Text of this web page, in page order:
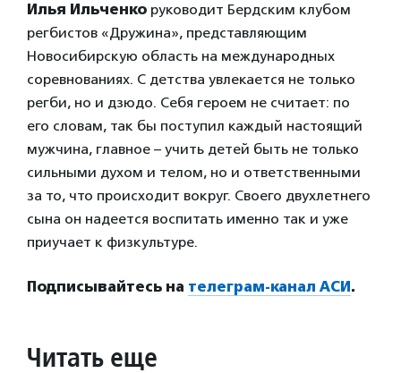
Илья Ильченко руководит Бердским клубом
регбистов «Дружина», представляющим
Новосибирскую область на международных
соревнованиях. С детства увлекается не только
регби, но и дзюдо. Себя героем не считает: по
его словам, так бы поступил каждый настоящий
мужчина, главное – учить детей быть не только
сильными духом и телом, но и ответственными
за то, что происходит вокруг. Своего двухлетнего
сына он надеется воспитать именно так и уже
приучает к физкультуре.
Подписывайтесь на телеграм-канал АСИ .
Читать еще